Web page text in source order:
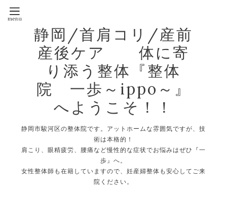
静岡/首肩コリ/産前
産後ケア 体に寄
り添う整体『整体
院 一歩～ippo～』
へようこそ！！
静岡市駿河区の整体院です。アットホームな雰囲気ですが、技
術は本格的！
肩こり、眼精疲労、腰痛など慢性的な症状でお悩みはぜひ『一
歩』へ。
女性整体師も在籍していますので、妊産婦整体も安心してご来
院ください。